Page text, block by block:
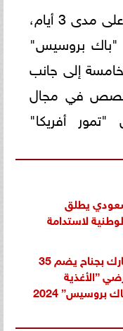
ويشهد المعرض الذي يعقد على مدى 3 أيام،
بروسيس"
إلى جانب
في مجال
"تمور أفريكا"
يطلق
لاستدامة
السعودية تشارك بجناح يضم 35
”الأغذية
الإفريقي” و”باك بروسيس” 2024